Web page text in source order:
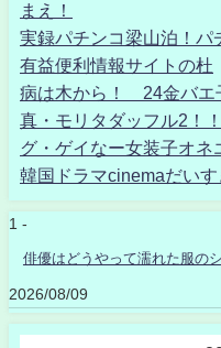
まえ！
実録パチンコ梁山泊！パ
有益便利情報サイトの杜
病は木から！ 24金バエ
真・モリタダッフル2！
グ・ゲイなー女装子オネ
韓国ドラマcinemaだい
1 -
俳優はどうやって濡れた服の
2026/08/09